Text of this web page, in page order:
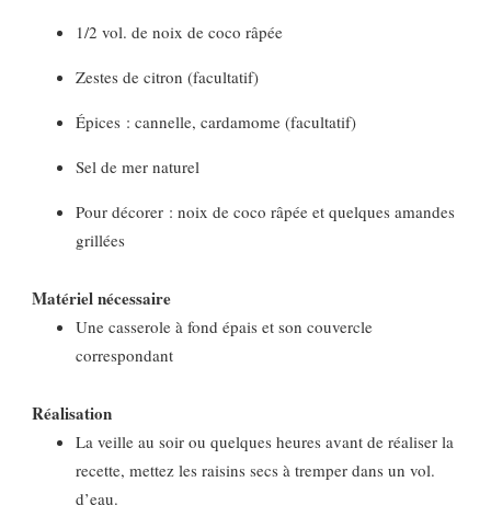
1/2 vol. de noix de coco râpée
Zestes de citron (facultatif)
Épices : cannelle, cardamome (facultatif)
Sel de mer naturel
Pour décorer : noix de coco râpée et quelques amandes
grillées
Matériel nécessaire
Une casserole à fond épais et son couvercle
correspondant
Réalisation
La veille au soir ou quelques heures avant de réaliser la
recette, mettez les raisins secs à tremper dans un vol.
d’eau.